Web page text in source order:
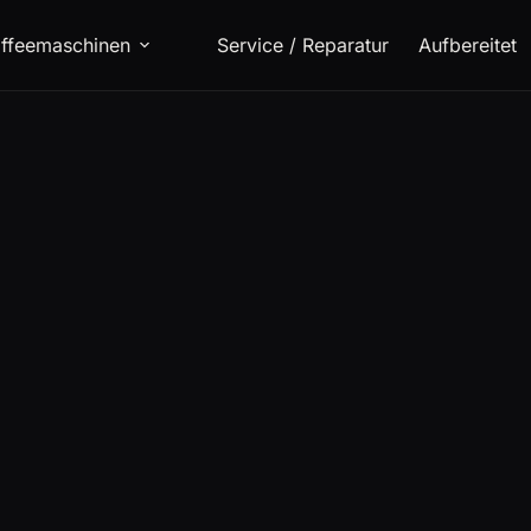
Service / Reparatur Aufbereitet